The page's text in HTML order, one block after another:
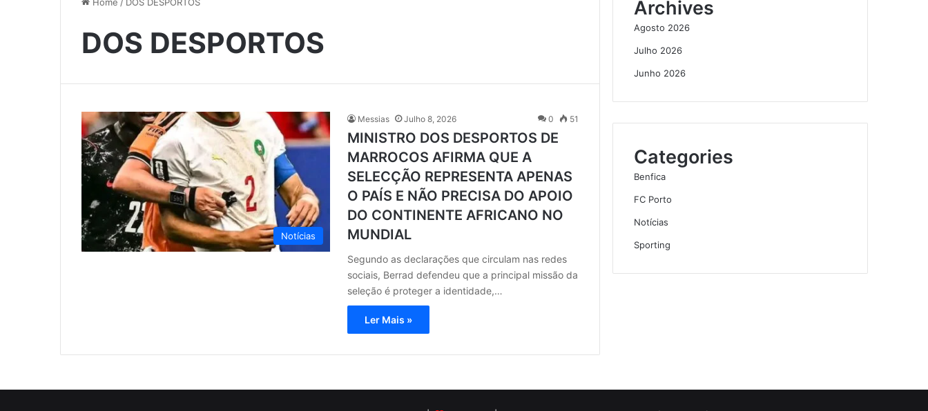
DOS DESPORTOS
Notícias
Messias Julho 8, 2026 0 51
MINISTRO DOS DESPORTOS DE
MARROCOS AFIRMA QUE A
SELECÇÃO REPRESENTA APENAS
O PAÍS E NÃO PRECISA DO APOIO
DO CONTINENTE AFRICANO NO
MUNDIAL
Segundo as declarações que circulam nas redes
sociais, Berrad defendeu que a principal missão da
seleção é proteger a identidade,…
Ler Mais »
Archives
Agosto 2026
Julho 2026
Junho 2026
Categories
Benfica
FC Porto
Notícias
Sporting